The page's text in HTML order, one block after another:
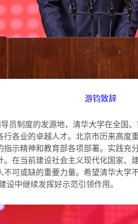
游钧致辞
导员制度的发源地，清华大学在全国
各业的卓越人才。北京市历来高度
示精神和教育部各项部署。实践充
在当前建设社会主义现代化国家、
可或缺的重要力量。希望清华大学
设中继续发挥好示范引领作用。